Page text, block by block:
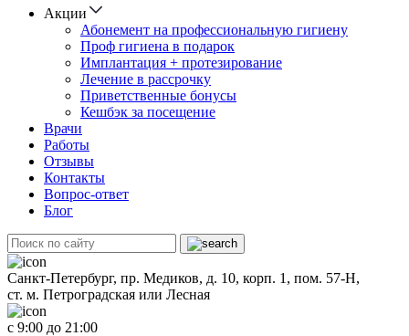
Акции
Абонемент на профессиональную гигиену
Проф гигиена в подарок
Имплантация + протезирование
Лечение в рассрочку
Приветственные бонусы
Кешбэк за посещение
Врачи
Работы
Отзывы
Контакты
Вопрос-ответ
Блог
Санкт-Петербург, пр. Медиков, д. 10, корп. 1, пом. 57-Н,
ст. м. Петроградская или Лесная
с 9:00 до 21:00